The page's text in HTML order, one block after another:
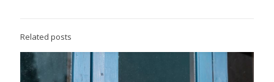
Related posts